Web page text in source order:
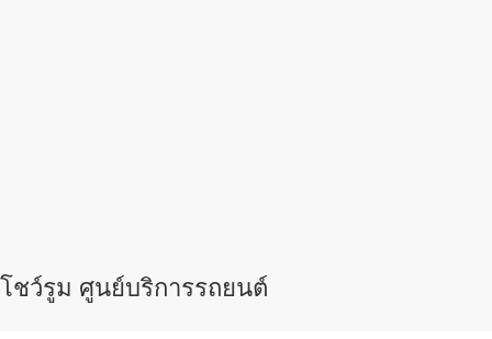
โชว์รูม ศูนย์บริการรถยนต์